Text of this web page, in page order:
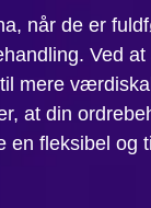
når de er
Ved
mere
at din
en fleksibel og